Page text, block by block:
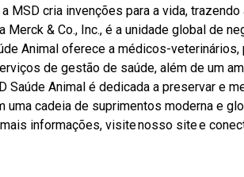
MSD cria invenções para a vida,
Merck & Co., Inc., é a unidade global de
Animal oferece a médicos-
de gestão de saúde, além de um
Saúde Animal é dedicada a preservar e
uma cadeia de suprimentos moderna e
informações, visite nosso sitee